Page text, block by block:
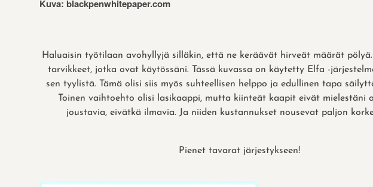
Kuva: blackpenwhitepaper.com
Haluaisin työtilaan avohyllyjä silläkin, että ne keräävät hirveät määrät
tarvikkeet, jotka ovat käytössäni. Tässä kuvassa on käytetty Elfa -
sen tyylistä. Tämä olisi siis myös suhteellisen helppo ja edullinen tapa
Toinen vaihtoehto olisi lasikaappi, mutta kiinteät kaapit eivät mielestäni
joustavia, eivätkä ilmavia. Ja niiden kustannukset nousevat paljon
Pienet tavarat järjestykseen!